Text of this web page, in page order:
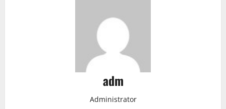
adm
Administrator